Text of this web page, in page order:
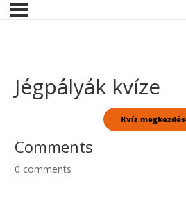
Jégpályák kvíze
Comments
0 comments